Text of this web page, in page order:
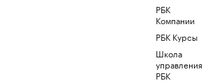
РБК
Компании
РБК Курсы
Школа
управления
РБК